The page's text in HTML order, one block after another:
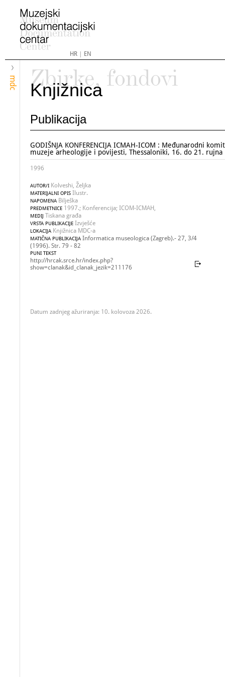
HR| EN
mdc
Zbirke, fondovi
Knjižnica
Publikacija
GODIŠNJA KONFERENCIJA ICMAH-ICOM : Međunarodni
muzeje arheologije i povijesti, Thessaloniki, 16. do 21. rujna
1996
AUTOR/I Kolveshi, Željka
MATERIJALNI OPIS Ilustr.
NAPOMENA Bilješka
PREDMETNICE 1997.; Konferencija; ICOM-ICMAH,
MEDIJ Tiskana građa
VRSTA PUBLIKACIJE Izvješće
LOKACIJA Knjižnica MDC-a
MATIČNA PUBLIKACIJA Informatica museologica (Zagreb).- 27, 3/4
(1996). Str. 79 - 82
PUNI TEKST
http://hrcak.srce.hr/index.php?
show=clanak&id_clanak_jezik=211176
Datum zadnjeg ažuriranja: 10. kolovoza 2026.